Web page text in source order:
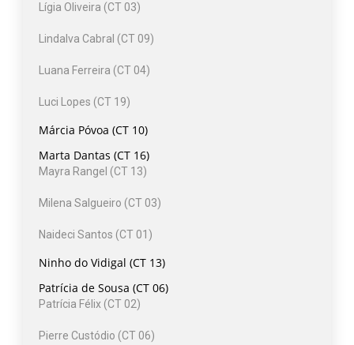
Lígia Oliveira (CT 03)
Lindalva Cabral (CT 09)
Luana Ferreira (CT 04)
Luci Lopes (CT 19)
Márcia Póvoa (CT 10)
Marta Dantas (CT 16)
Mayra Rangel (CT 13)
Milena Salgueiro (CT 03)
Naideci Santos (CT 01)
Ninho do Vidigal (CT 13)
Patrícia de Sousa (CT 06)
Patrícia Félix (CT 02)
Pierre Custódio (CT 06)